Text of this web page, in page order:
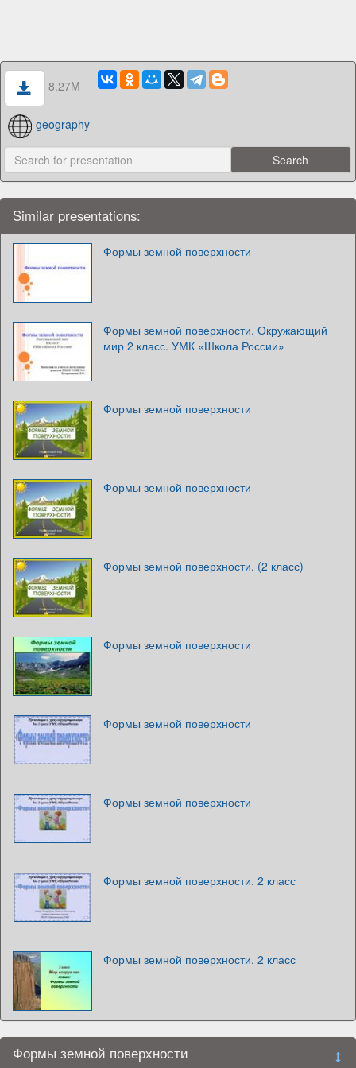
8.27M
geography
Similar presentations:
Формы земной поверхности
Формы земной поверхности. Окружающий
мир 2 класс. УМК «Школа России»
Формы земной поверхности
Формы земной поверхности
Формы земной поверхности. (2 класс)
Формы земной поверхности
Формы земной поверхности
Формы земной поверхности
Формы земной поверхности. 2 класс
Формы земной поверхности. 2 класс
Формы земной поверхности